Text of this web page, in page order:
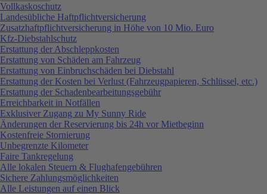
Vollkaskoschutz
Landesübliche Haftpflichtversicherung
Zusatzhaftpflichtversicherung in Höhe von 10 Mio. Euro
Kfz-Diebstahlschutz
Erstattung der Abschleppkosten
Erstattung von Schäden am Fahrzeug
Erstattung von Einbruchschäden bei Diebstahl
Erstattung der Kosten bei Verlust (Fahrzeugpapieren, Schlüssel, etc.)
Erstattung der Schadenbearbeitungsgebühr
Erreichbarkeit in Notfällen
Exklusiver Zugang zu My Sunny Ride
Änderungen der Reservierung bis 24h vor Mietbeginn
Kostenfreie Stornierung
Unbegrenzte Kilometer
Faire Tankregelung
Alle lokalen Steuern & Flughafengebühren
Sichere Zahlungsmöglichkeiten
Alle Leistungen auf einen Blick